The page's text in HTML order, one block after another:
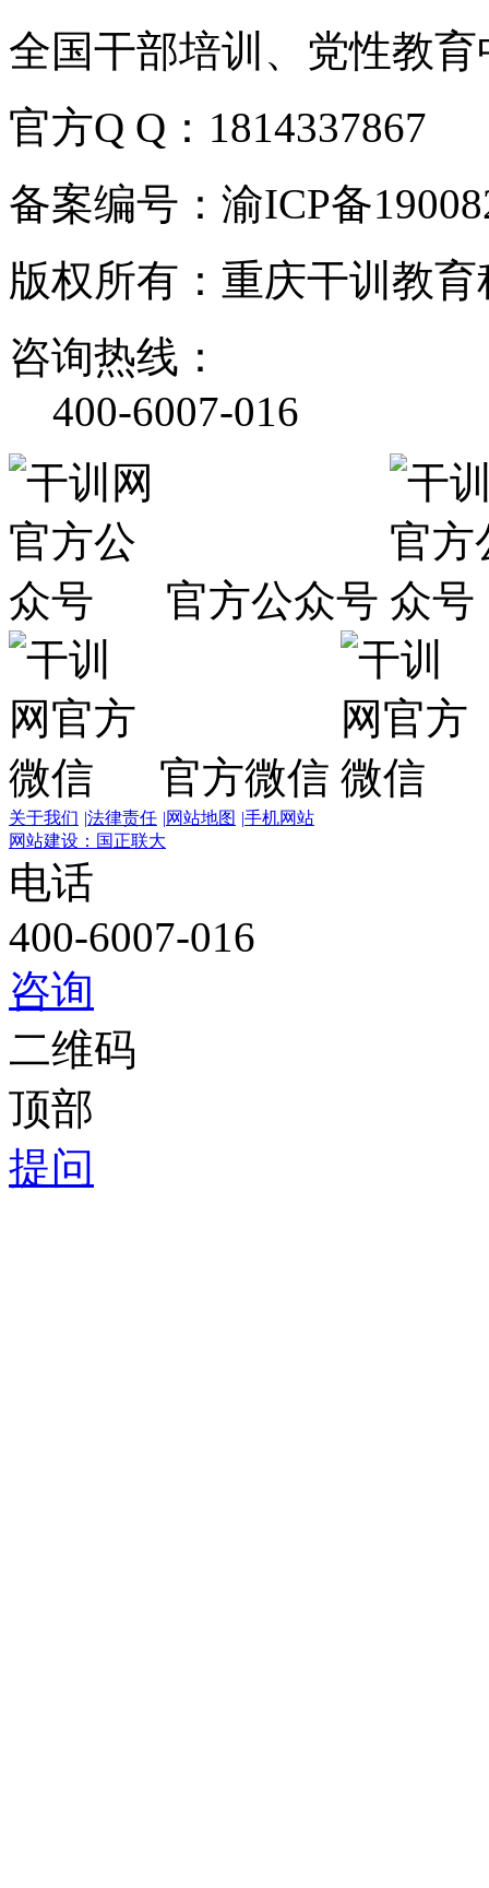
全国干部培训、党性教
官方Q Q：1814337867
备案编号：渝ICP备
版权所有：重庆干训教
咨询热线：
400-6007-016
官方公众号
官方微信
关于我们 |法律责任 |网站地图 |手机网站
网站建设：国正联大
电话
400-6007-016
咨询
二维码
顶部
提问